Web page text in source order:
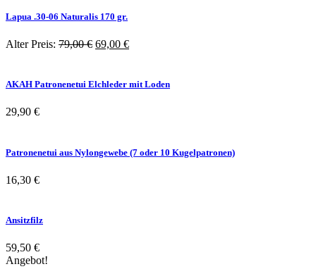
Lapua .30-06 Naturalis 170 gr.
Alter Preis: 79,00€ Ursprünglicher
79,00 €
69,00 €Aktueller
69,00 €.
AKAH Patronenetui Elchleder mit Loden
29,90 €
Patronenetui aus Nylongewebe (7 oder 10 Kugelpatronen)
16,30 €
Ansitzfilz
59,50 €
Angebot!